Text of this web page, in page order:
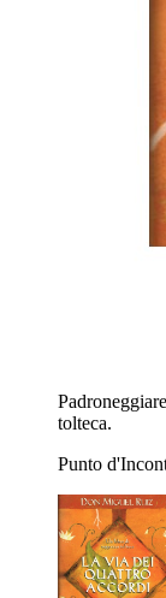
tolteca.
Punto